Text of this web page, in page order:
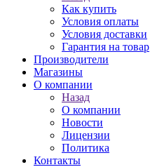
Как купить
Условия оплаты
Условия доставки
Гарантия на товар
Производители
Магазины
О компании
Назад
О компании
Новости
Лицензии
Политика
Контакты